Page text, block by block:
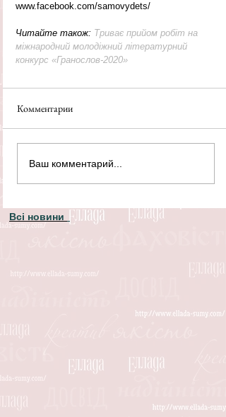
www.facebook.com/samovydets/
Читайте також: Триває прийом робіт на
міжнародний молодіжний літературний
конкурс «Гранослов-2020»
Комментарии
Ваш комментарий...
Всі новини